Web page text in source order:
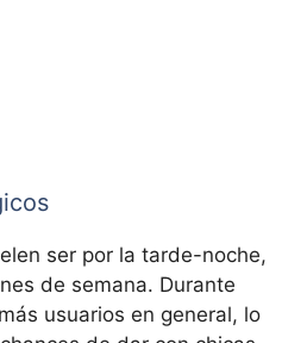
ser por la tarde-noche,
de semana. Durante
usuarios en general, lo